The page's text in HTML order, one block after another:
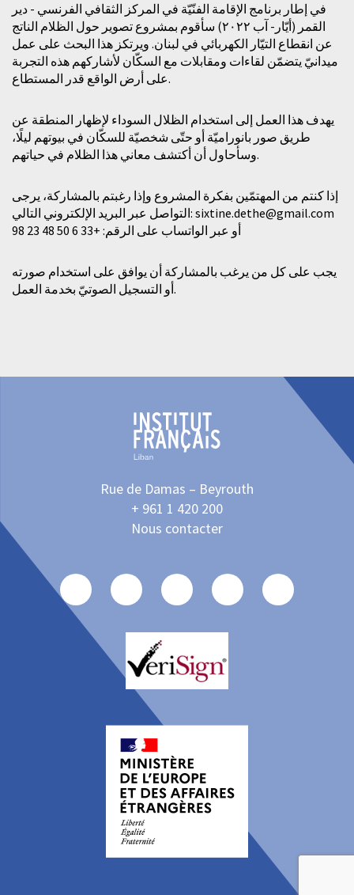
في إطار برنامج الإقامة الفنّيّة في المركز الثقافي الفرنسي - دير
القمر (أيّار- آب ٢٠٢٢) سأقوم بمشروع تصوير حول الظلام الناتج
عن انقطاع التيّار الكهربائي في لبنان. ويرتكز هذا البحث على عمل
ميدانيّ يتضمّن لقاءات ومقابلات مع السكّان لأشاركهم هذه التجربة
على أرض الواقع قدر المستطاع.
يهدف هذا العمل إلى استخدام الظلال السوداء لإظهار المنطقة عن
طريق صور بانوراميّة أو حتّى شخصيّة للسكّان في بيوتهم ليلًا،
وسأحاول أن أكتشف معاني هذا الظلام في حياتهم.
إذا كنتم من المهتمّين بفكرة المشروع وإذا رغبتم بالمشاركة، يرجى
التواصل عبر البريد الإلكتروني التالي: sixtine.dethe@gmail.com
أو عبر الواتساب على الرقم: +33 6 50 48 23 98
يجب على كل من يرغب بالمشاركة أن يوافق على استخدام صورته
أو التسجيل الصوتيّ بخدمة العمل.
Rue de Damas – Beyrouth
+ 961 1 420 200
Nous contacter